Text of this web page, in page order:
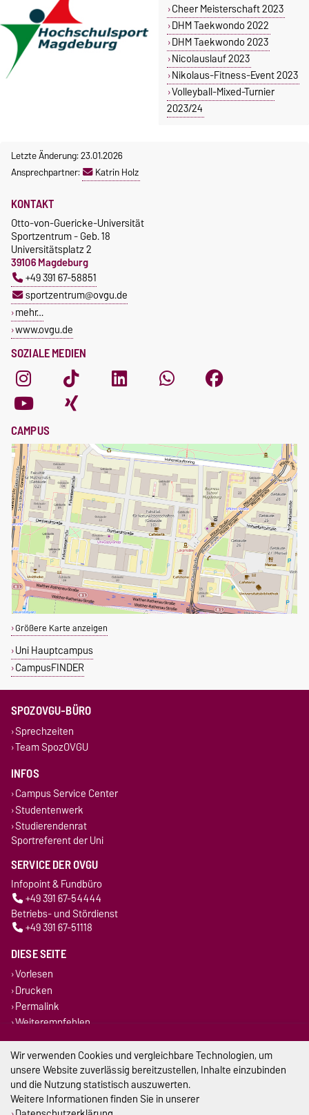
Cheer Meisterschaft 2023
DHM Taekwondo 2022
DHM Taekwondo 2023
Nicolauslauf 2023
Nikolaus-Fitness-Event 2023
Volleyball-Mixed-Turnier
2023/24
Letzte Änderung: 23.01.2026
Ansprechpartner:
Katrin Holz
SOZIALE MEDIEN
KONTAKT
Otto-von-Guericke-Universität
Sportzentrum - Geb. 18
Universitätsplatz 2
39106 Magdeburg
+49 391 67-58851
sportzentrum@ovgu.de
mehr…
www.ovgu.de
CAMPUS
Größere Karte anzeigen
Uni Hauptcampus
CampusFINDER
SPOZOVGU-BÜRO
Sprechzeiten
Team SpozOVGU
INFOS
Campus Service Center
Studentenwerk
Studierendenrat
Sportreferent der Uni
SERVICE DER OVGU
Infopoint & Fundbüro
+49 391 67-54444
Betriebs- und Stördienst
+49 391 67-51118
DIESE SEITE
Vorlesen
Drucken
Permalink
Weiterempfehlen
Impressum
Datenschutz
Wir verwenden Cookies und vergleichbare Technologien, um
unsere Website zuverlässig bereitzustellen, Inhalte einzubinden
und die Nutzung statistisch auszuwerten.
Weitere Informationen finden Sie in unserer